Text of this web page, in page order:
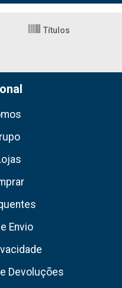
Títulos
Envio
Devoluções